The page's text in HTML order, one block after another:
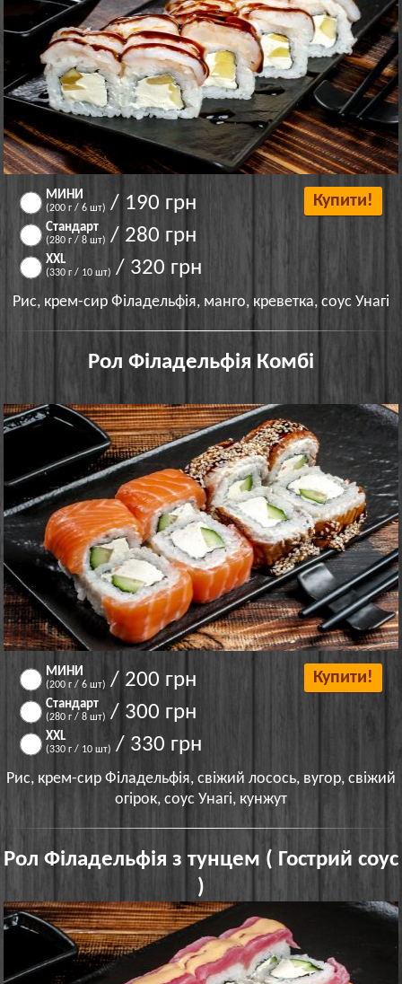
МИНИ
(200 г / 6 шт) / 190 грн
Стандарт
(280 г / 8 шт) / 280 грн
XXL
(330 г / 10 шт) / 320 грн
Купити!
Рис, крем-сир Філадельфія, манго, креветка, соус Унагі
Рол Філадельфія Комбі
МИНИ
(200 г / 6 шт) / 200 грн
Стандарт
(280 г / 8 шт) / 300 грн
XXL
(330 г / 10 шт) / 330 грн
Купити!
Рис, крем-сир Філадельфія, свіжий лосось, вугор, свіжий
огірок, соус Унагі, кунжут
Рол Філадельфія з тунцем ( Гострий соус
)